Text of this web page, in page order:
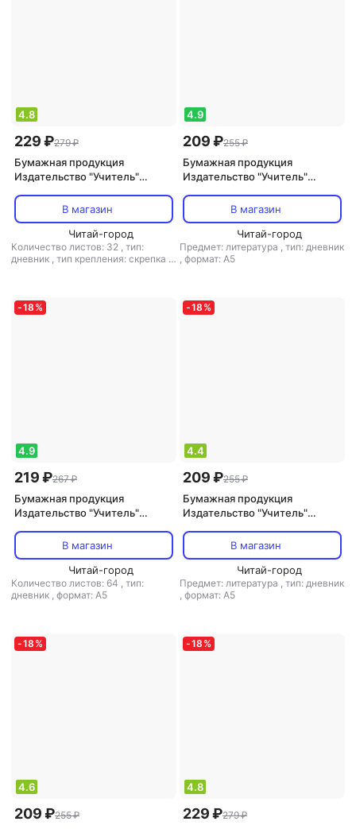
4.8
229 ₽279 ₽
Бумажная продукция
Издательство "Учитель"
программе "Школа России"
В магазин
Читай-город
Количество листов: 32 , тип:
дневник , тип крепления: скрепка ,
4.9
209 ₽255 ₽
Бумажная продукция
Издательство "Учитель"
класс: Примеры анализа и
литературоведческий
В магазин
Читай-город
Предмет: литература , тип: дневник
, формат: А5
-18 %
4.9
219 ₽267 ₽
Бумажная продукция
Издательство "Учитель"
класс: Программа "Школа
России"
В магазин
Читай-город
Количество листов: 64 , тип:
дневник , формат: А5
-18 %
4.4
209 ₽255 ₽
Бумажная продукция
Издательство "Учитель"
класс. Примеры анализа и
литературоведческий
В магазин
Читай-город
Предмет: литература , тип: дневник
, формат: А5
-18 %
4.6
209 ₽255 ₽
-18 %
4.8
229 ₽279 ₽